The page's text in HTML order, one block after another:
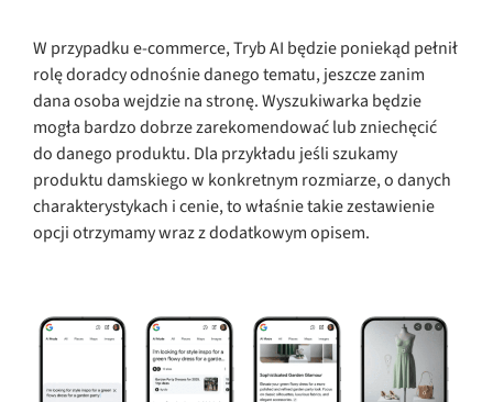
W przypadku e-commerce, Tryb AI będzie poniekąd pełnił
rolę doradcy odnośnie danego tematu, jeszcze zanim
dana osoba wejdzie na stronę. Wyszukiwarka będzie
mogła bardzo dobrze zarekomendować lub zniechęcić
do danego produktu. Dla przykładu jeśli szukamy
produktu damskiego w konkretnym rozmiarze, o danych
charakterystykach i cenie, to właśnie takie zestawienie
opcji otrzymamy wraz z dodatkowym opisem.